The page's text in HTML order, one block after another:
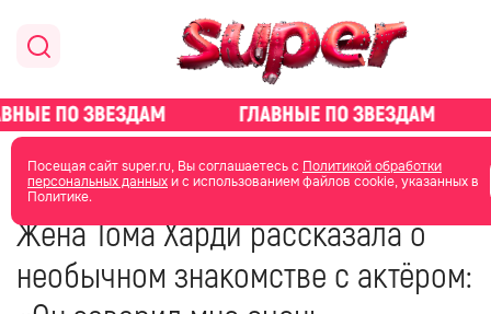
Посещая сайт super.ru, Вы соглашаетесь с Политикой обработки
персональных данныхи с использованием файлов cookie, указанных в
Политике.
главная новости о звездах новости
10 мая 17:57
Жена Тома Харди рассказала о
необычном знакомстве с актёром: